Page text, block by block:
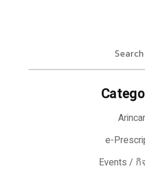
e-
Events / กิ